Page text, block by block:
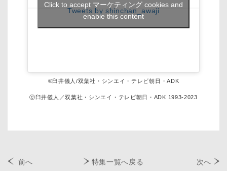
Tweets by shinchan_awaji
Click to accept マーケティング cookies and
enable this content
©臼井儀人/双葉社・シンエイ・テレビ朝日・ADK
ⓒ臼井儀人／双葉社・シンエイ・テレビ朝日・ADK 1993-2023
前へ 特集一覧へ戻る 次へ